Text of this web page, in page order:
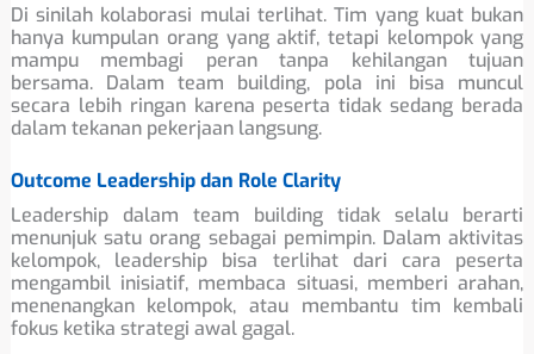
Di sinilah kolaborasi mulai terlihat. Tim yang kuat bukan
hanya kumpulan orang yang aktif, tetapi kelompok yang
mampu membagi peran tanpa kehilangan tujuan
bersama. Dalam team building, pola ini bisa muncul
secara lebih ringan karena peserta tidak sedang berada
dalam tekanan pekerjaan langsung.
Outcome Leadership dan Role Clarity
Leadership dalam team building tidak selalu berarti
menunjuk satu orang sebagai pemimpin. Dalam aktivitas
kelompok, leadership bisa terlihat dari cara peserta
mengambil inisiatif, membaca situasi, memberi arahan,
menenangkan kelompok, atau membantu tim kembali
fokus ketika strategi awal gagal.